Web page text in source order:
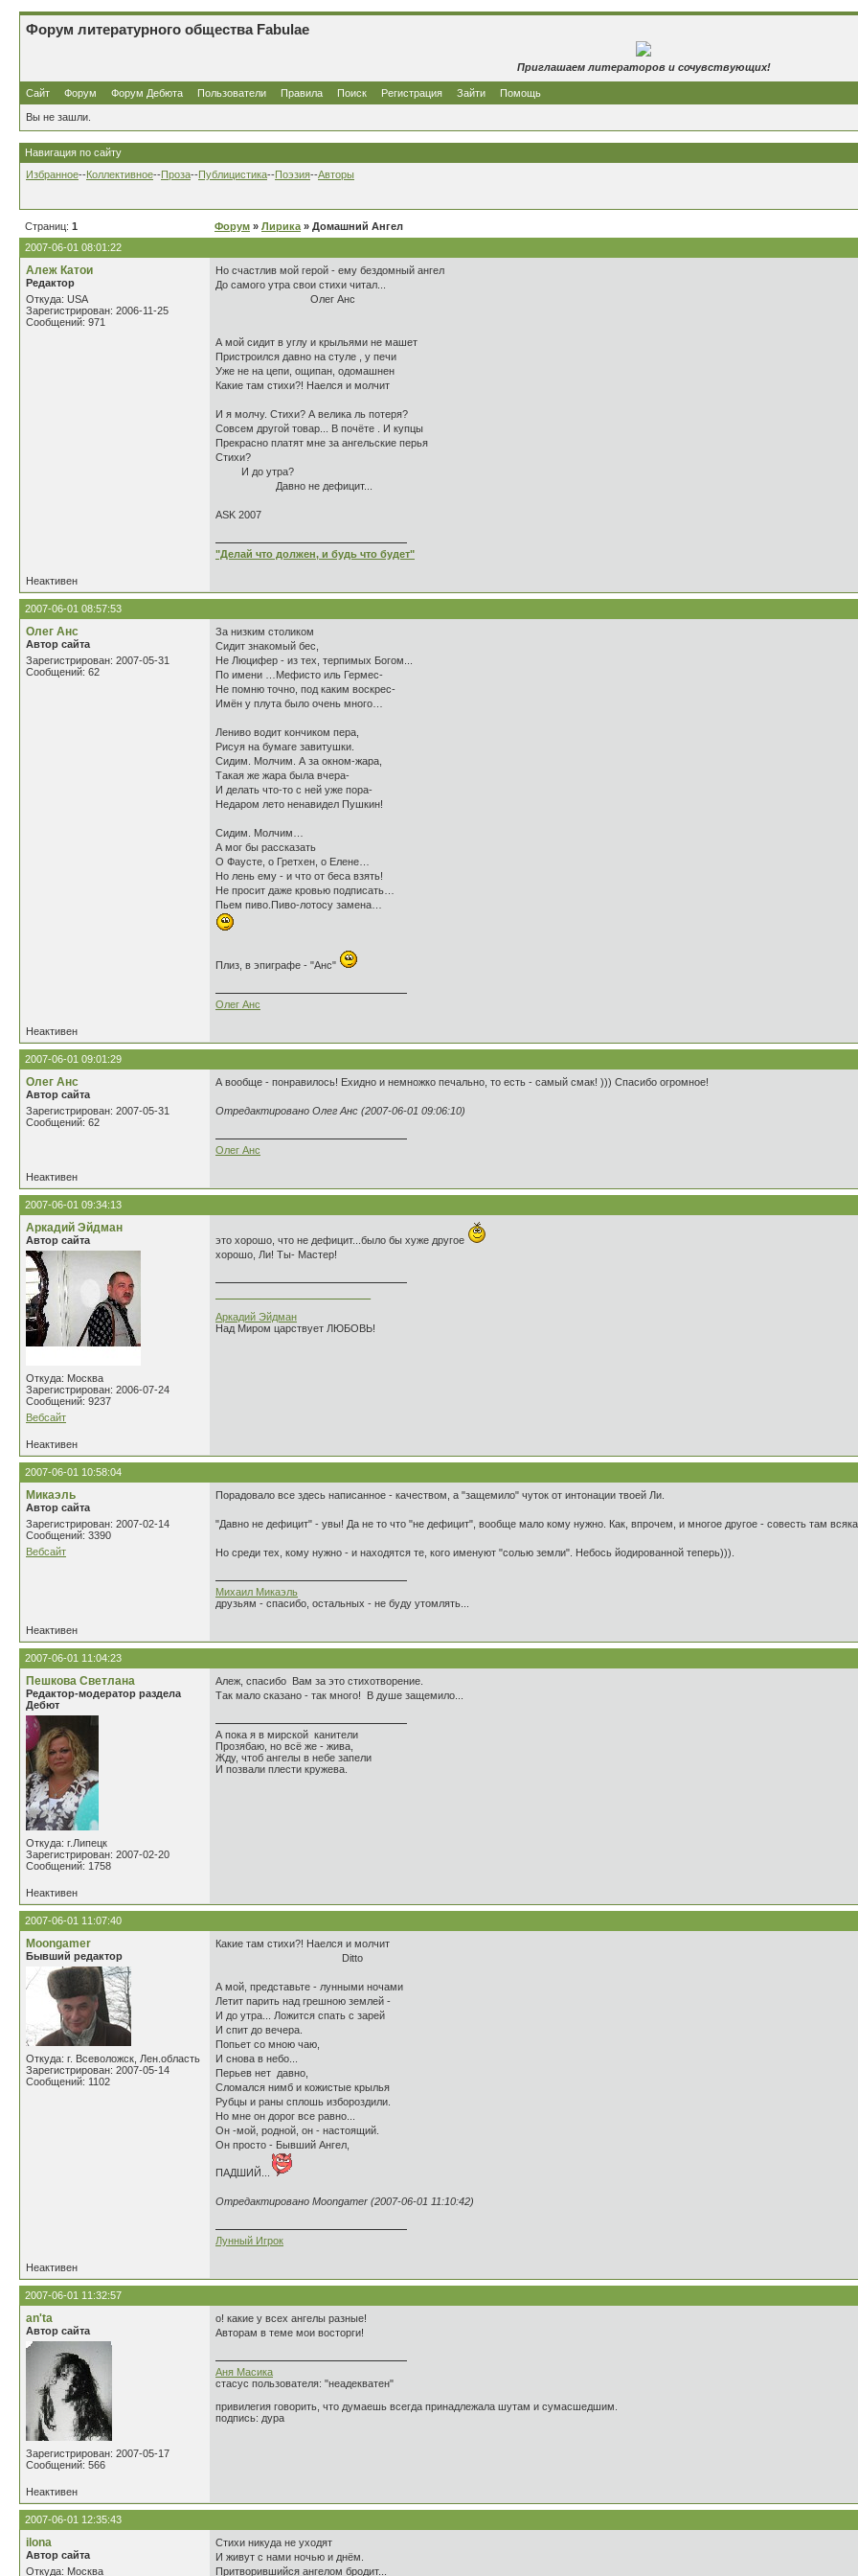
Форум литературного общества Fabulae
Приглашаем литераторов и сочувствующих!
Сайт Форум Форум Дебюта Пользователи Правила Поиск Регистрация Зайти Помощь
Вы не зашли.
Навигация по сайту
Избранное--Коллективное--Проза--Публицистика--Поэзия--Авторы
Страниц: 1 Форум » Лирика » Домашний Ангел
2007-06-01 08:01:22
Алеж Катои
Редактор
Откуда: USA
Зарегистрирован: 2006-11-25
Сообщений: 971
Но счастлив мой герой - ему бездомный ангел
До самого утра свои стихи читал...
Олег Анс
А мой сидит в углу и крыльями не машет
Пристроился давно на стуле , у печи
Уже не на цепи, ощипан, одомашнен
Какие там стихи?! Наелся и молчит
И я молчу. Стихи? А велика ль потеря?
Совсем другой товар... B почёте . И купцы
Прекрасно платят мне за ангельские перья
Стихи?
И до утра?
Давно не дефицит...
АSK 2007
"Делай что должен, и будь что будет"
Неактивен
2007-06-01 08:57:53
Олег Анс
Автор сайта
Зарегистрирован: 2007-05-31
Сообщений: 62
За низким столиком
Сидит знакомый бес,
Не Люцифер - из тех, терпимых Богом...
По имени …Мефисто иль Гермес-
Не помню точно, под каким воскрес-
Имён у плута было очень много…
Лениво водит кончиком пера,
Рисуя на бумаге завитушки.
Сидим. Молчим. А за окном-жара,
Такая же жара была вчера-
И делать что-то с ней уже пора-
Недаром лето ненавидел Пушкин!
Сидим. Молчим…
А мог бы рассказать
О Фаусте, о Гретхен, о Елене…
Но лень ему - и что от беса взять!
Не просит даже кровью подписать…
Пьем пиво.Пиво-лотосу замена…
Плиз, в эпиграфе - "Анс"
Олег Анс
Неактивен
2007-06-01 09:01:29
Олег Анс
Автор сайта
Зарегистрирован: 2007-05-31
Сообщений: 62
А вообще - понравилось! Ехидно и немножко печально, то есть - самый смак! ))) Спасибо огромное!
Отредактировано Олег Анс (2007-06-01 09:06:10)
Олег Анс
Неактивен
2007-06-01 09:34:13
Аркадий Эйдман
Автор сайта
Откуда: Москва
Зарегистрирован: 2006-07-24
Сообщений: 9237
Вебсайт
это хорошо, что не дефицит...было бы хуже другое
хорошо, Ли! Ты- Мастер!
Аркадий Эйдман
Над Миром царствует ЛЮБОВЬ!
Неактивен
2007-06-01 10:58:04
Микаэль
Автор сайта
Зарегистрирован: 2007-02-14
Сообщений: 3390
Вебсайт
Порадовало все здесь написанное - качеством, а "защемило" чуток от интонации твоей Ли.
"Давно не дефицит" - увы! Да не то что "не дефицит", вообще мало кому нужно. Как, впрочем, и многое другое - совесть там
Но среди тех, кому нужно - и находятся те, кого именуют "солью земли". Небось йодированной теперь))).
Михаил Микаэль
друзьям - спасибо, остальных - не буду утомлять...
Неактивен
2007-06-01 11:04:23
Пешкова Светлана
Редактор-модератор раздела
Дебют
Откуда: г.Липецк
Зарегистрирован: 2007-02-20
Сообщений: 1758
Алеж, спасибо Вам за это стихотворение.
Так мало сказано - так много! В душе защемило...
А пока я в мирской канители
Прозябаю, но всё же - жива,
Жду, чтоб ангелы в небе запели
И позвали плести кружева.
Неактивен
2007-06-01 11:07:40
Moongamer
Бывший редактор
Откуда: г. Всеволожск, Лен.область
Зарегистрирован: 2007-05-14
Сообщений: 1102
Какие там стихи?! Наелся и молчит
Ditto
А мой, представьте - лунными ночами
Летит парить над грешною землей -
И до утра... Ложится спать с зарей
И спит до вечера.
Попьет со мною чаю,
И снова в небо...
Перьев нет давно,
Сломался нимб и кожистые крылья
Рубцы и раны сплошь избороздили.
Но мне он дорог все равно...
Он -мой, родной, он - настоящий.
Он просто - Бывший Ангел,
ПАДШИЙ...
Отредактировано Moongamer (2007-06-01 11:10:42)
Лунный Игрок
Неактивен
2007-06-01 11:32:57
an'ta
Автор сайта
Зарегистрирован: 2007-05-17
Сообщений: 566
о! какие у всех ангелы разные!
Авторам в теме мои восторги!
Аня Масика
стасус пользователя: "неадекватен"
привилегия говорить, что думаешь всегда принадлежала шутам и сумасшедшим.
подпись: дура
Неактивен
2007-06-01 12:35:43
ilona
Автор сайта
Откуда: Москва
Стихи никуда не уходят
И живут с нами ночью и днём.
Притворившийся ангелом бродит...